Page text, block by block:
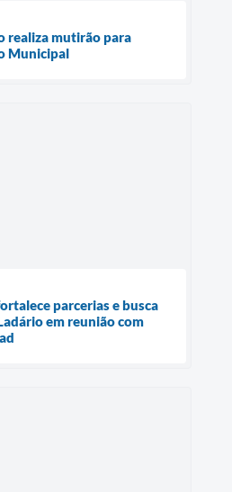
realiza mutirão para
Municipal
parcerias e busca
em reunião com